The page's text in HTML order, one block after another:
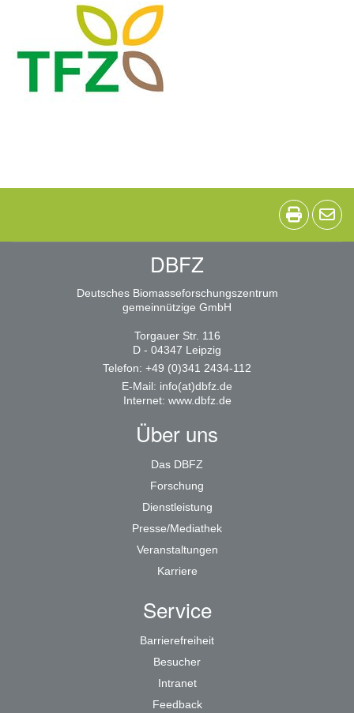
DBFZ
Deutsches Biomasseforschungszentrum
gemeinnützige GmbH
Torgauer Str. 116
D - 04347 Leipzig
Telefon: +49 (0)341 2434-112
E-Mail: info(at)dbfz.de
Internet: www.dbfz.de
Über uns
Das DBFZ
Forschung
Dienstleistung
Presse/Mediathek
Veranstaltungen
Karriere
Service
Barrierefreiheit
Besucher
Intranet
Feedback